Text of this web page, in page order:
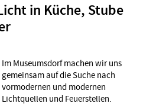
in Küche, Stube
Im Museumsdorf machen wir uns
gemeinsam auf die Suche nach
vormodernen und modernen
Lichtquellen und Feuerstellen.